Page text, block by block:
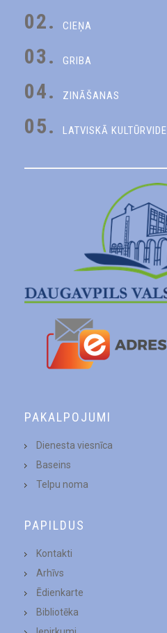
02. CIEŅA
03. GRIBA
04. ZINĀŠANAS
05. LATVISKĀ KULTŪRVIDE
PAKALPOJUMI
Dienesta viesnīca
Baseins
Telpu noma
PAPILDUS
Kontakti
Arhīvs
Ēdienkarte
Bibliotēka